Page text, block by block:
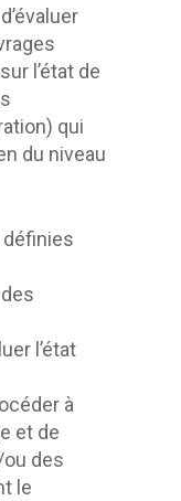
l’état de
qui
du niveau
l’état
à
et de
des
le